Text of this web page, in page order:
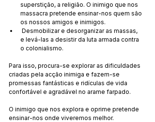
superstição, a religião. O inimigo que nos
massacra pretende ensinar-nos quem são
os nossos amigos e inimigos.
e levá-las a desistir da luta armada contra
o colonialismo.
Para isso, procura-se explorar as dificuldades
criadas pela acção inimiga e fazem-se
promessas fantásticas e ridículas de vida
confortável e agradável no arame farpado.
O inimigo que nos explora e oprime pretende
ensinar-nos onde viveremos melhor.